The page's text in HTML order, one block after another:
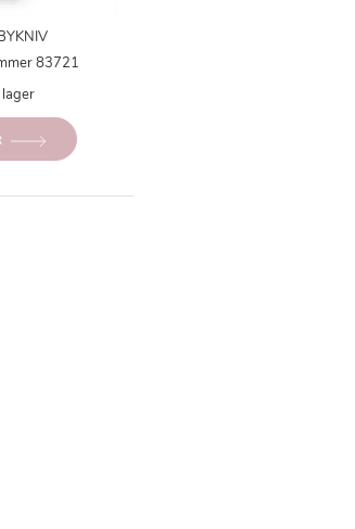
83721
I lager